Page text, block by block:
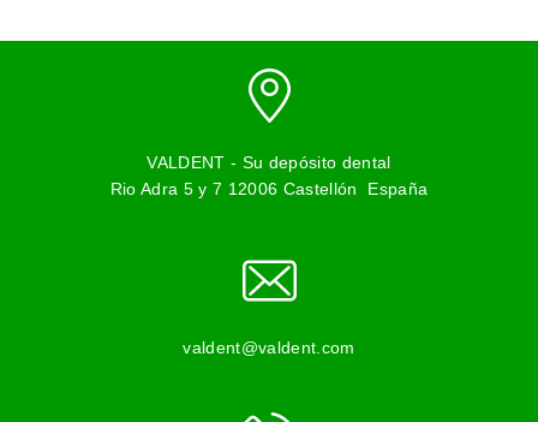
VALDENT - Su depósito dental
Rio Adra 5 y 7 12006 Castellón España
valdent@valdent.com